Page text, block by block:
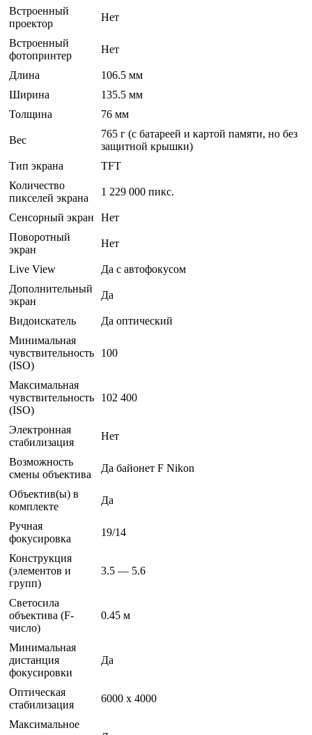
Встроенный
проектор
Нет
Встроенный
фотопринтер
Нет
Длина
106.5 мм
Ширина
135.5 мм
Толщина
76 мм
Вес
765 г (с батареей и картой памяти, но без
защитной крышки)
Тип экрана
TFT
Количество
пикселей экрана
1 229 000 пикс.
Сенсорный экран
Нет
Поворотный
экран
Нет
Live View
Да с автофокусом
Дополнительный
экран
Да
Видоискатель
Да оптический
Минимальная
чувствительность
(ISO)
100
Максимальная
чувствительность
(ISO)
102 400
Электронная
стабилизация
Нет
Возможность
смены объектива
Да байонет F Nikon
Объектив(ы) в
комплекте
Да
Ручная
фокусировка
19/14
Конструкция
(элементов и
групп)
3.5 — 5.6
Светосила
объектива (F-
число)
0.45 м
Минимальная
дистанция
фокусировки
Да
Оптическая
стабилизация
6000 x 4000
Максимальное